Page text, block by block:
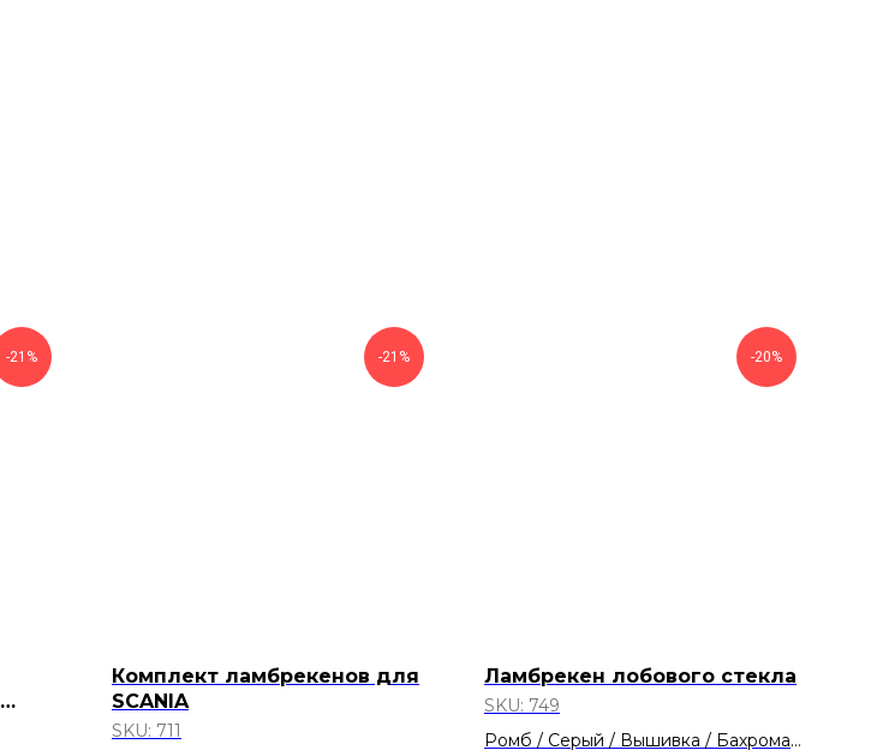
-21% -21%
Комплект ламбрекенов для
SCANIA
SKU: 711
-20%
Ламбрекен лобового стекла
SKU: 749
Ромб / Серый / Вышивка / Бахрома